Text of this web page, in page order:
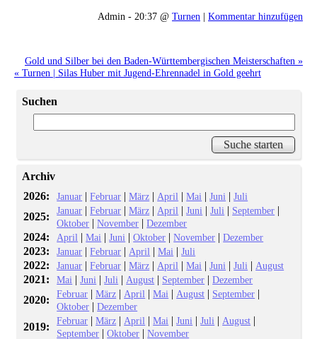
Admin - 20:37 @ Turnen | Kommentar hinzufügen
Gold und Silber bei den Baden-Württembergischen Meisterschaften »
« Turnen | Silas Huber mit Jugend-Ehrennadel in Gold geehrt
Suchen
Archiv
2026:
Januar |Februar |März | April |Mai |Juni |Juli
2025: Januar |Februar |März | April |Juni |Juli | September |
Oktober |November |Dezember
2024: April |Mai |Juni |Oktober |November |Dezember
2023: Januar |Februar | April |Mai |Juli
2022: Januar |Februar |März | April |Mai |Juni |Juli | August
2021: Mai |Juni |Juli | August | September |Dezember
2020: Februar |März | April |Mai | August | September |
Oktober |Dezember
2019: Februar |März | April |Mai |Juni |Juli | August |
September |Oktober |November